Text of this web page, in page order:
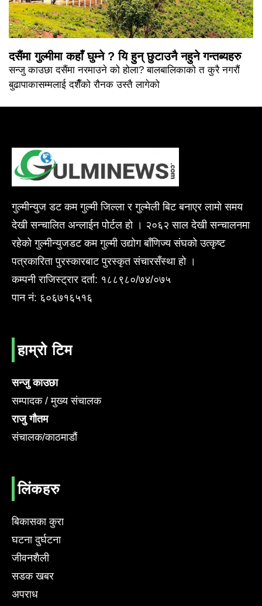
दसैंमा गुल्मीमा कहाँ घुम्ने ? यि हुन् छुटाउनै नहुने गन्तब्यहरु
सन्जु काउछा दसैंमा नरमाउने को होला? बालबालिकाको त कुरै नगरौं
बुढापाकासम्मलाई दशैँको रौनक उस्तै लागेको
गुल्मीन्युज डट कम गुल्मी जिल्ला र गुल्मेली बिट बनाएर लामो समय
देखी सन्चालित अन्लाईन पोर्टल हो । २०६२ साल देखी सन्चालनमा
रहेको गुल्मीन्युजडट कम गुल्मी उद्योग बाँणिज्य संघको उत्कृष्ट
पत्रकारिता पुरस्कारबाट पुरस्कृत संचारसँस्था हो ।
कम्पनी राजिस्ट्रार दर्ता: १८८९८०/७४/०७५
पान नं: ६०६७१६५१६
हाम्रो टिम
सन्जु काउछा
सम्पादक / मुख्य संचालक
राजु गौतम
संचालक/काठमाडौं
लिंकहरु
बिकासका कुरा
घटना दुर्घटना
जीवनशैली
सडक खबर
अपराध